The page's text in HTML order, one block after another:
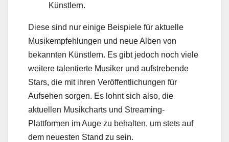
Künstlern.
Diese sind nur einige Beispiele für aktuelle
Musikempfehlungen und neue Alben von
bekannten Künstlern. Es gibt jedoch noch viele
weitere talentierte Musiker und aufstrebende
Stars, die mit ihren Veröffentlichungen für
Aufsehen sorgen. Es lohnt sich also, die
aktuellen Musikcharts und Streaming-
Plattformen im Auge zu behalten, um stets auf
dem neuesten Stand zu sein.